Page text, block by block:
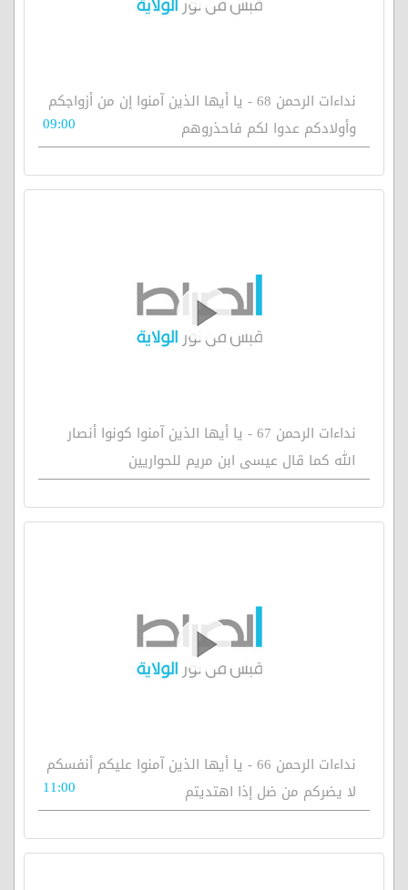
نداءات الرحمن 68 - يا أيها الذين آمنوا إن من أزواجكم
وأولادكم عدوا لكم فاحذروهم
09:00
نداءات الرحمن 67 - يا أيها الذين آمنوا كونوا أنصار
الله كما قال عيسى ابن مريم للحواريين
نداءات الرحمن 66 - يا أيها الذين آمنوا عليكم أنفسكم
لا يضركم من ضل إذا اهتديتم
11:00